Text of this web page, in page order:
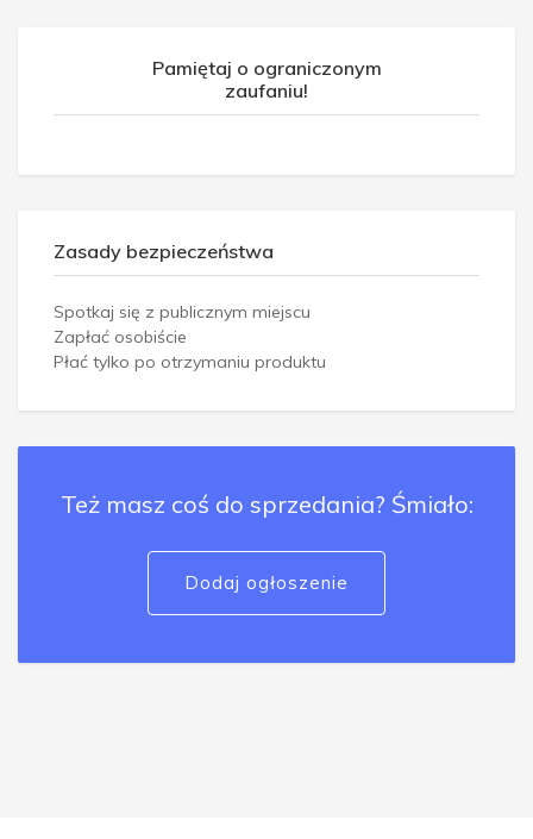
Pamiętaj o ograniczonym
zaufaniu!
Zasady bezpieczeństwa
Spotkaj się z publicznym miejscu
Zapłać osobiście
Płać tylko po otrzymaniu produktu
Też masz coś do sprzedania? Śmiało:
Dodaj ogłoszenie